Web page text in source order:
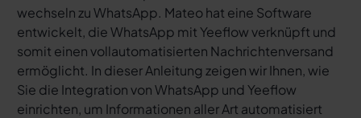
wechseln zu WhatsApp. Mateo hat eine Software
entwickelt, die WhatsApp mit Yeeflow verknüpft und
somit einen vollautomatisierten Nachrichtenversand
ermöglicht. In dieser Anleitung zeigen wir Ihnen, wie
Sie die Integration von WhatsApp und Yeeflow
einrichten, um Informationen aller Art automatisiert